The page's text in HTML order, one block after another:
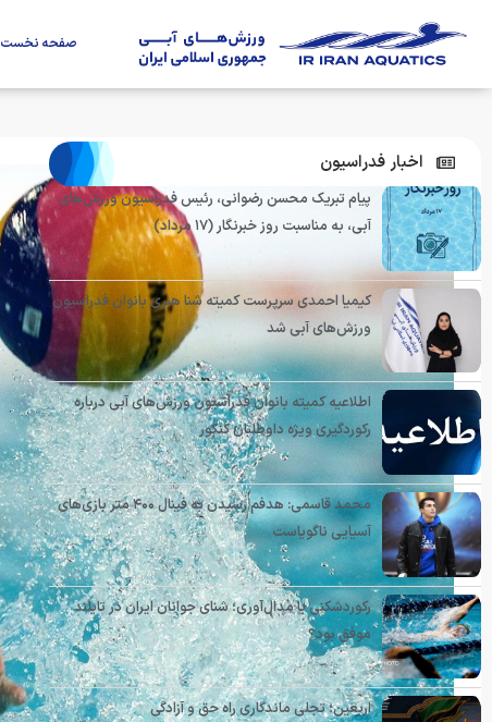
صفحه نخست
اخبار فدراسیون
پیام تبریک محسن رضوانی، رئیس فدراسیون ورزش‌های
آبی، به مناسبت روز خبرنگار (۱۷ مرداد)
کیمیا احمدی سرپرست کمیته شنا هنری بانوان فدراسیون
ورزش‌های آبی شد
اطلاعیه کمیته بانوان فدراسیون ورزش‌های آبی درباره
رکوردگیری ویژه داوطلبان کنکور
محمد قاسمی: هدفم رسیدن به فینال ۴۰۰ متر بازی‌های
آسیایی ناگویاست
رکوردشکنی یا مدال‌آوری؛ شنای جوانان ایران در تایلند
موفق بود؟
اربعین؛ تجلی ماندگاری راه حق و آزادگی